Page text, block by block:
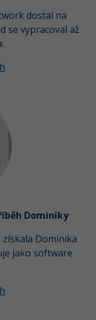
dostal na
se vypracoval až
Dominiky
získala Dominika
jako software